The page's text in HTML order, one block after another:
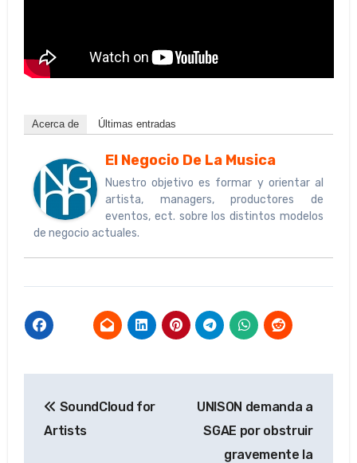
Acerca de Últimas entradas
El Negocio De La Musica
Nuestro objetivo es formar y orientar al
artista, managers, productores de
eventos, ect. sobre los distintos modelos
de negocio actuales.
de
SoundCloud for
Artists
UNISON demanda a
SGAE por obstruir
gravemente la